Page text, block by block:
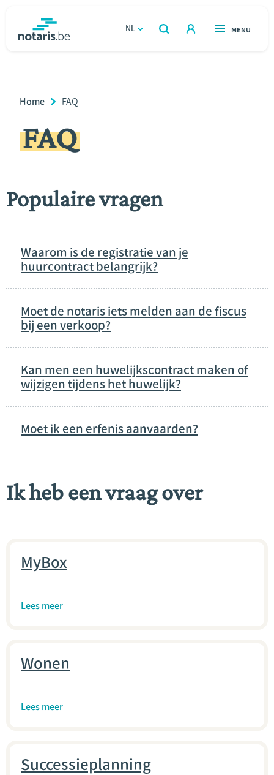
gaan
NL
OPEN
ZOEKEN
OPEN
MENU
Erven & schenken
Over de notaris
Rekenmodules
Breadcrumb
Home
Current
FAQ
FAQ
Populaire vragen
Waarom is de registratie van je
huurcontract belangrijk?
Moet de notaris iets melden aan de fiscus
bij een verkoop?
Kan men een huwelijkscontract maken of
wijzigen tijdens het huwelijk?
Moet ik een erfenis aanvaarden?
Ik heb een vraag over
MyBox
Lees meer
Wonen
Lees meer
Successieplanning